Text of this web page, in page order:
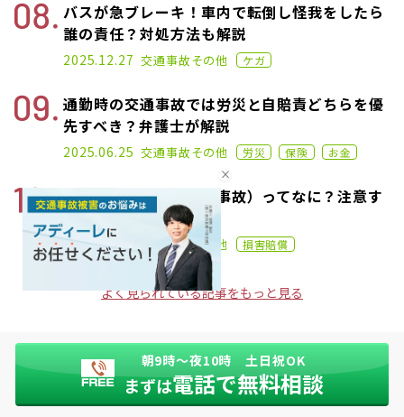
朝9時〜夜10時 土日祝OK
まずは電話で無料相談
バスが急ブレーキ！車内で転倒し怪我をしたら
誰の責任？対処方法も解説
2020.11.02
2025.12.27 交通事故その他 ケガ
通勤時の交通事故では労災と自賠責どちらを優
先すべき？弁護士が解説
2021.02.17
2025.06.25 交通事故その他 労災 保険 お金
「誘因事故」（非接触事故）ってなに？注意す
べき2つのポイント
2022.04.20
2026.01.06 交通事故その他 損害賠償
よく見られている記事をもっと見る